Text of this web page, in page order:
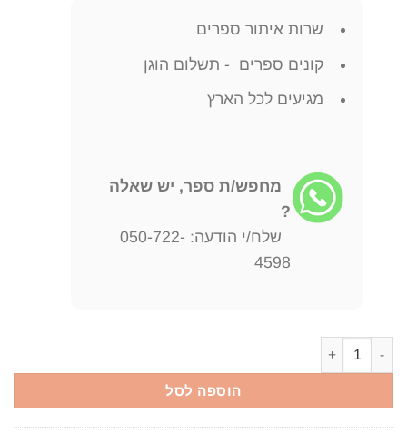
שרות איתור ספרים
קונים ספרים - תשלום הוגן
מגיעים לכל הארץ
מחפש/ת ספר, יש שאלה
?
שלח/י הודעה: 050-722-
4598
הוספה לסל